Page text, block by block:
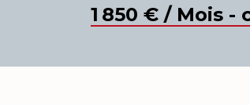
1 850 € / Mois -